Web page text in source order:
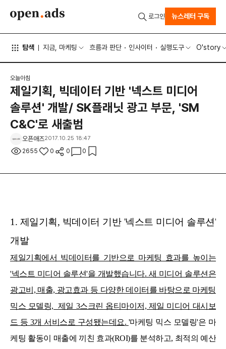
탐색 지금, 마케팅 흐름과 판단 인사이터 실행도구 O'story
로그인 뉴스레터 구독
오늘아침
제일기획, 빅데이터 기반 '넥스트 미디어
솔루션' 개발/ SK플래닛 광고 부문, 'SM
C&C'로 새출범
오픈애즈2017.10.25 18:47
2655 0 0 0
1. 제일기획, 빅데이터 기반 '넥스트 미디어 솔루션'
개발
제일기획에서 빅데이터를 기반으로 마케팅 효과를 높이는
'넥스트 미디어 솔루션'을 개발했습니다. 새 미디어 솔루션은
광고비, 매출, 광고효과 등 다양한 데이터를 바탕으로 마케팅
믹스 모델링, 제일 3스크린 옵티마이저, 제일 미디어 대시보
드 등 3개 서비스로 구성됐는데요. '마케팅 믹스 모델링'은 마
케팅 활동이 매출에 끼친 효과(ROI)를 분석하고, 최적의 예산